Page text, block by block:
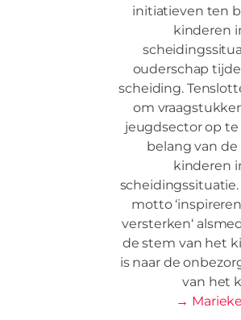
initiatieven ten
kinderen
ouderschap
scheiding.
om
jeugdsector op te
belang van
kinderen
motto
versterken‘
de stem van het
is naar de
van het
→